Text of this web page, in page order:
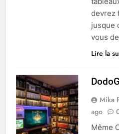
devrez
jusque
vous
Lire la
Mika
ago
Même